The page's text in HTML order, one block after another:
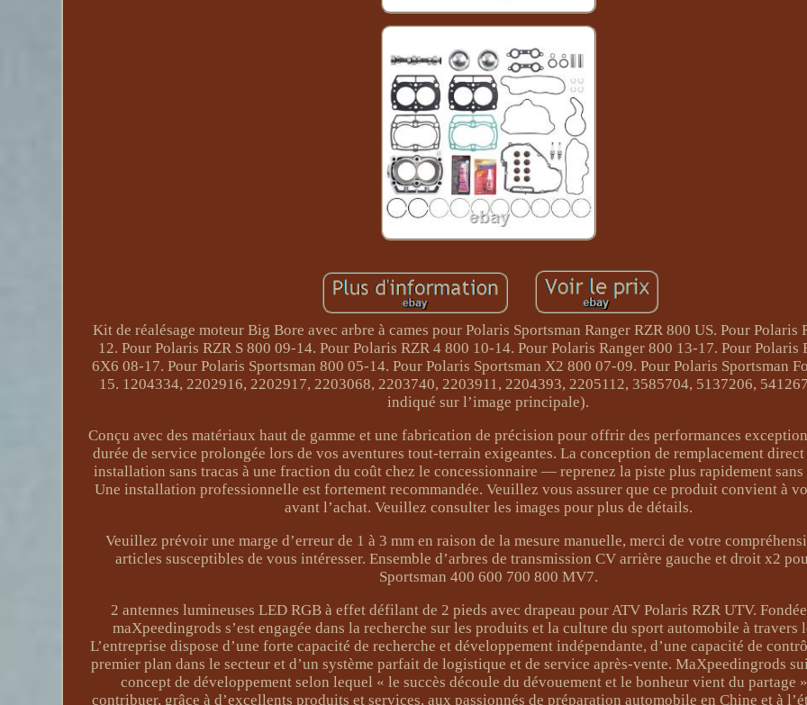
Kit de réalésage moteur Big Bore avec arbre à cames pour Polaris Sportsman Ranger RZR 800 US. Pour Polaris
12. Pour Polaris RZR S 800 09-14. Pour Polaris RZR 4 800 10-14. Pour Polaris Ranger 800 13-17. Pour Polaris
6X6 08-17. Pour Polaris Sportsman 800 05-14. Pour Polaris Sportsman X2 800 07-09. Pour Polaris Sportsman
15. 1204334, 2202916, 2202917, 2203068, 2203740, 2203911, 2204393, 2205112, 3585704, 5137206,
indiqué sur l’image principale).
Conçu avec des matériaux haut de gamme et une fabrication de précision pour offrir des performances
durée de service prolongée lors de vos aventures tout-terrain exigeantes. La conception de remplacement
installation sans tracas à une fraction du coût chez le concessionnaire — reprenez la piste plus rapidement
Une installation professionnelle est fortement recommandée. Veuillez vous assurer que ce produit convient à
avant l’achat. Veuillez consulter les images pour plus de détails.
Veuillez prévoir une marge d’erreur de 1 à 3 mm en raison de la mesure manuelle, merci de votre
articles susceptibles de vous intéresser. Ensemble d’arbres de transmission CV arrière gauche et droit x2
Sportsman 400 600 700 800 MV7.
2 antennes lumineuses LED RGB à effet défilant de 2 pieds avec drapeau pour ATV Polaris RZR UTV.
maXpeedingrods s’est engagée dans la recherche sur les produits et la culture du sport automobile à travers
L’entreprise dispose d’une forte capacité de recherche et développement indépendante, d’une capacité de
premier plan dans le secteur et d’un système parfait de logistique et de service après-vente. MaXpeedingrods
concept de développement selon lequel « le succès découle du dévouement et le bonheur vient du partage
contribuer, grâce à d’excellents produits et services, aux passionnés de préparation automobile en Chine et à